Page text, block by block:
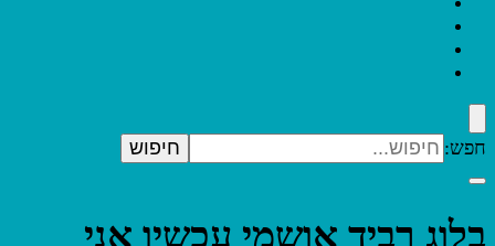
חפש:
בלוג רביד אושמי עכשיו אני